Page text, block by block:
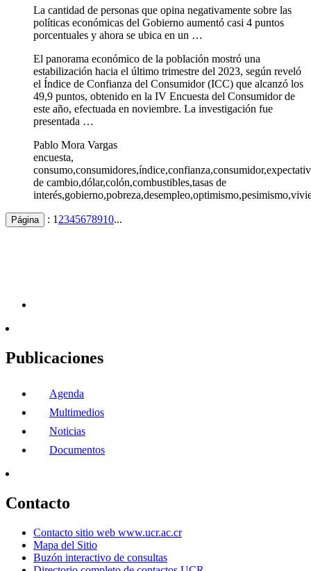
La cantidad de personas que opina negativamente sobre las
políticas económicas del Gobierno aumentó casi 4 puntos
porcentuales y ahora se ubica en un …
El panorama económico de la población mostró una
estabilización hacia el último trimestre del 2023, según reveló
el Índice de Confianza del Consumidor (ICC) que alcanzó los
49,9 puntos, obtenido en la IV Encuesta del Consumidor de
este año, efectuada en noviembre. La investigación fue
presentada …
Pablo Mora Vargas
encuesta,
de cambio,dólar,colón,combustibles,tasas de
Página : 1 2345678910...
Publicaciones
Agenda
Multimedios
Noticias
Documentos
Contacto
Contacto sitio web www.ucr.ac.cr
Mapa del Sitio
Buzón interactivo de consultas